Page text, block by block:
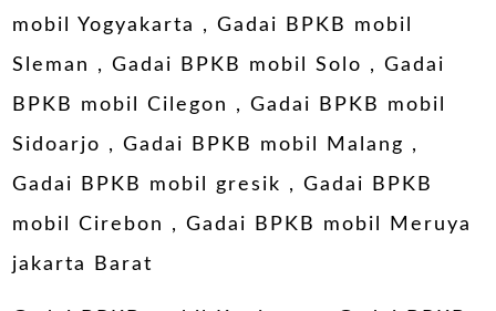
mobil Yogyakarta
,Gadai BPKB mobil
Sleman
,Gadai BPKB mobil Solo ,Gadai
BPKB mobil Cilegon
,Gadai BPKB mobil
Sidoarjo ,Gadai BPKB mobil Malang ,
Gadai BPKB mobil gresik ,Gadai BPKB
mobil Cirebon
,Gadai BPKB mobil Meruya
jakarta Barat